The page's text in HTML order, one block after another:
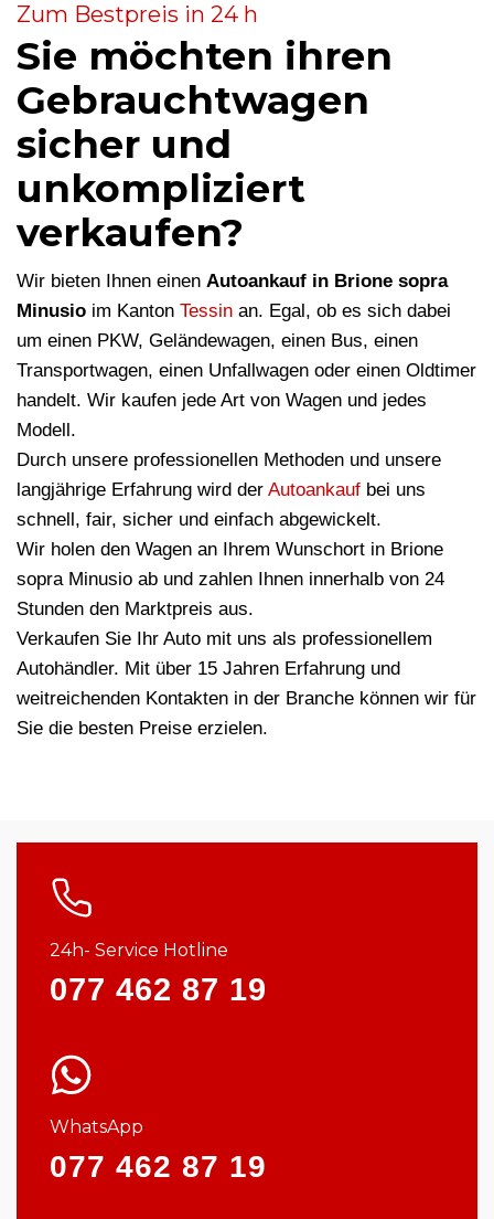
Zum Bestpreis in 24 h
Sie möchten ihren
Gebrauchtwagen
sicher und
unkompliziert
verkaufen?
Wir bieten Ihnen einen Autoankauf in Brione sopra
Minusio im Kanton Tessin an. Egal, ob es sich dabei
um einen PKW, Geländewagen, einen Bus, einen
Transportwagen, einen Unfallwagen oder einen Oldtimer
handelt. Wir kaufen jede Art von Wagen und jedes
Modell.
Durch unsere professionellen Methoden und unsere
langjährige Erfahrung wird der Autoankauf bei uns
schnell, fair, sicher und einfach abgewickelt.
Wir holen den Wagen an Ihrem Wunschort in Brione
sopra Minusio ab und zahlen Ihnen innerhalb von 24
Stunden den Marktpreis aus.
Verkaufen Sie Ihr Auto mit uns als professionellem
Autohändler. Mit über 15 Jahren Erfahrung und
weitreichenden Kontakten in der Branche können wir für
Sie die besten Preise erzielen.
24h- Service Hotline
077 462 87 19
WhatsApp
077 462 87 19